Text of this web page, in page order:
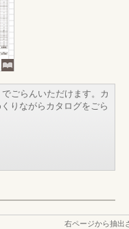
ごらんいただけます。カ
りながらカタログをごら
右ページから抽出